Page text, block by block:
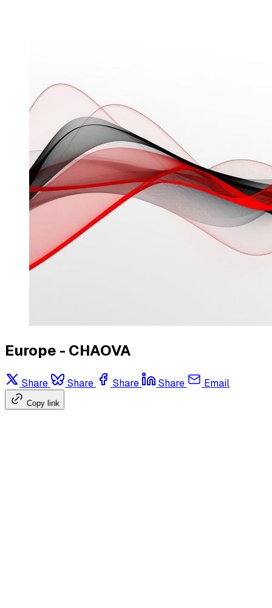
Europe - CHAOVA
Share Share Share Share Email
Copy link